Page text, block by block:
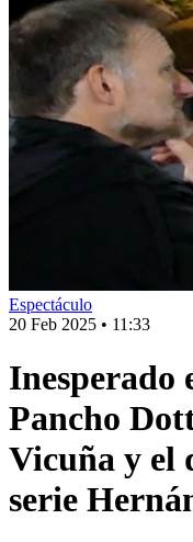
Espectáculo
20 Feb 2025 • 11:33
Inesperado
Pancho
Vicuña y el
serie